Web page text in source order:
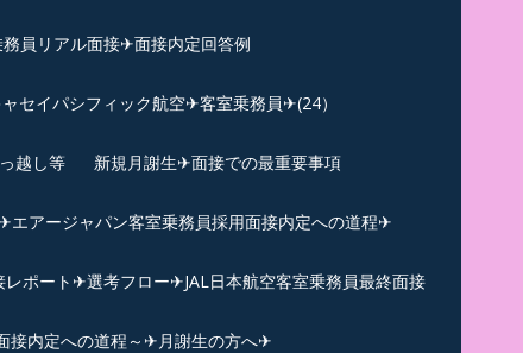
員リアル面接✈︎面接内定回答例
セイパシフィック航空✈︎客室乗務員✈(24）
越し等 新規月謝生✈面接での最重要事項
アージャパン客室乗務員採用面接内定への道程✈︎
ポート✈︎選考フロー✈︎JAL日本航空客室乗務員最終面接
接内定への道程～✈月謝生の方へ✈